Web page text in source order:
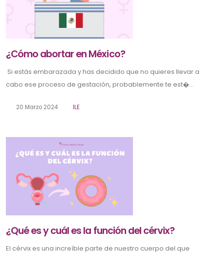
¿Cómo abortar en México?
Si estás embarazada y has decidido que no quieres llevar a
cabo ese proceso de gestación, probablemente te est�...
20 Marzo 2024 ILE
¿Qué es y cuál es la función del cérvix?
El cérvix es una increíble parte de nuestro cuerpo del que